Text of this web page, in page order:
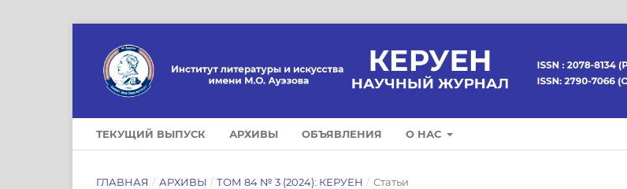
ТЕКУЩИЙ ВЫПУСК АРХИВЫ ОБЪЯВЛЕНИЯ О НАС
ГЛАВНАЯ / АРХИВЫ / ТОМ 84 № 3 (2024): КЕРУЕН / Статьи